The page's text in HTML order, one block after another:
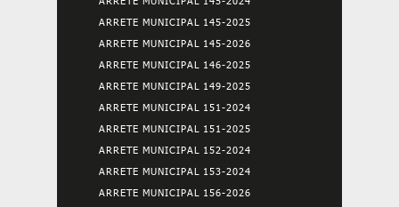
ARRETE MUNICIPAL 145-2025
ARRETE MUNICIPAL 145-2026
ARRETE MUNICIPAL 146-2025
ARRETE MUNICIPAL 149-2025
ARRETE MUNICIPAL 151-2024
ARRETE MUNICIPAL 151-2025
ARRETE MUNICIPAL 152-2024
ARRETE MUNICIPAL 153-2024
ARRETE MUNICIPAL 156-2026